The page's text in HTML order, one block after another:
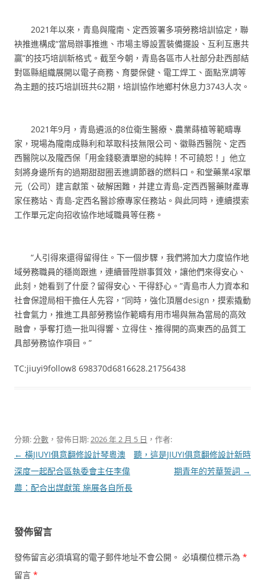
2021年以來，青島與隴南、定西簽署多項勞務培訓協定，聯
袂推進構成“當局辦事推進、市場主導設置裝備擺設、互利互惠共
贏”的技巧培訓新格式。截至今朝，青島各區市人社部分赴西部結
對區縣組織展開以電子商務、育嬰保健、電工焊工、面點烹調等
為主題的技巧培訓班共62期，培訓協作地鄉村休息力3743人次。
2021年9月，青島遴派的8位衛生醫療、農業蒔植等範疇專
家，現場為隴南成縣利和萃取科技無限公司、徽縣西醫院、定西
西醫院以及隴西保「用金錢褻瀆單戀的純粹！不可饒恕！」他立
刻將身邊所有的過期甜甜圈丟進調節器的燃料口。和堂藥業4家單
元（公司）建言獻策、破解困難，并建立青島-定西西醫藥財產專
家任務站、青島-定西名醫診療專家任務站。與此同時，連續摸索
工作單元定向招收協作地域職員等任務。
“人引得來還得留得住。下一個步驟，我們將加大力度協作地
域勞務職員的穩崗跟進，連續晉陞辦事質效，讓他們來得安心、
此刻，她看到了什麼？留得安心、干得舒心。”青島市人力資本和
社會保證局相干擔任人先容，“同時，強化頂層design，摸索撬動
社會氣力，推進工具部勞務協作範疇有用市場與無為當局的高效
融會，爭奪打造一批叫得響、立得住、推得開的高東西的品質工
具部勞務協作項目。”
TC:jiuyi9follow8 698370d6816628.21756438
分類:分數 ，發佈日期:2026 年 2 月 5 日 ，作者:
文
章
導
← 橫JIUYI俱意翻修設計琴粵澳
深度一起配合區執委會主任李偉
農：配合出謀獻策 施展各自所長
聽，這是JIUYI俱意翻修設計新時
期青年的芳華誓詞 →
發佈留言
發佈留言必須填寫的電子郵件地址不會公開。 必填欄位標示為 *
留言 *